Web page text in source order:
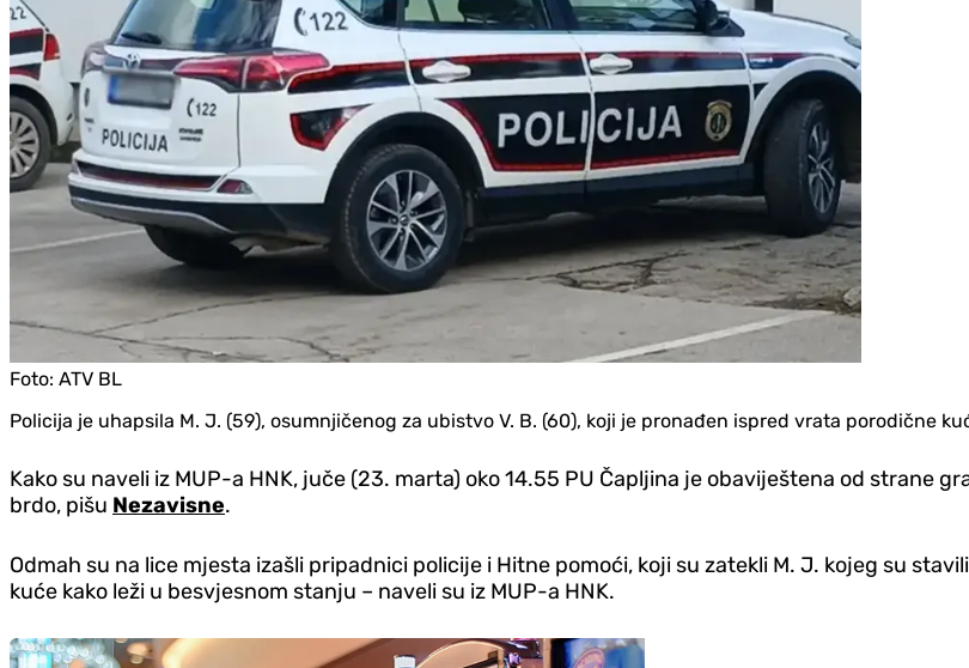
Foto: ATV BL
Policija je uhapsila M. J. (59), osumnjičenog za ubistvo V. B. (60), koji je pronađen ispred vrata porodične
Kako su naveli iz MUP-a HNK, juče (23. marta) oko 14.55 PU Čapljina je obaviještena od strane
brdo, pišu Nezavisne.
Odmah su na lice mjesta izašli pripadnici policije i Hitne pomoći, koji su zatekli M. J. kojeg su
kuće kako leži u besvjesnom stanju – naveli su iz MUP-a HNK.